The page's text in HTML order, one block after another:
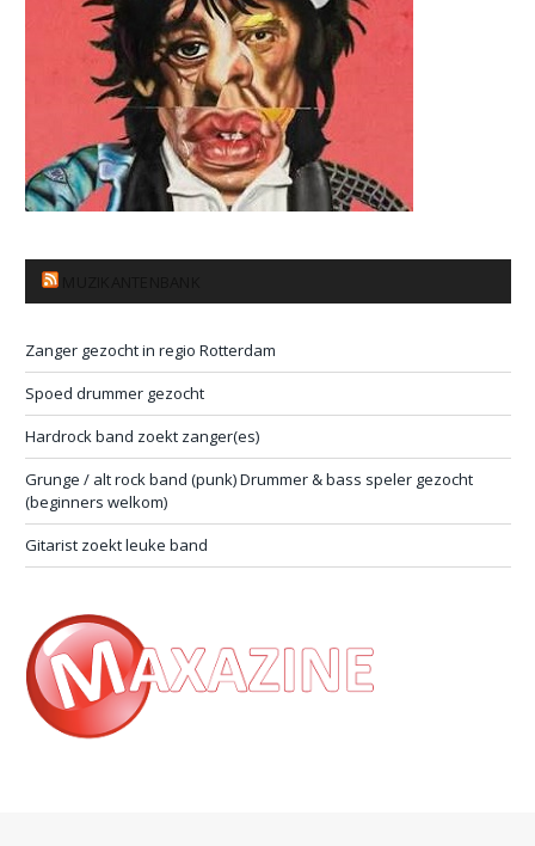
Zanger gezocht in regio Rotterdam
Spoed drummer gezocht
Hardrock band zoekt zanger(es)
Grunge / alt rock band (punk) Drummer & bass speler gezocht
(beginners welkom)
Gitarist zoekt leuke band